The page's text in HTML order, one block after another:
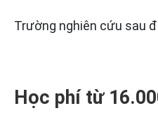
Trường nghiên cứu sau
Học phí từ